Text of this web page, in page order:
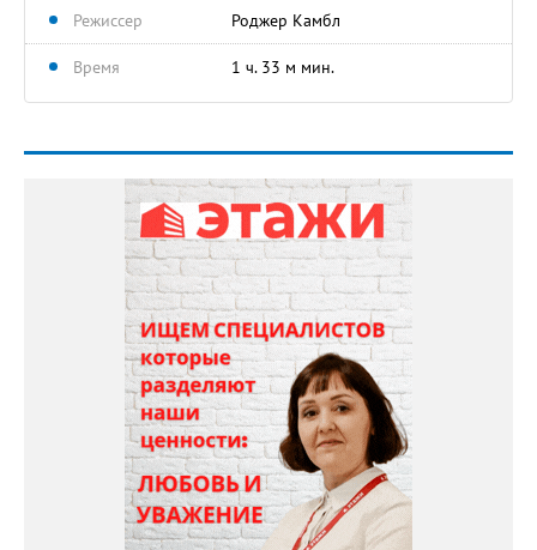
Режиссер Роджер Камбл
Время 1 ч. 33 м мин.